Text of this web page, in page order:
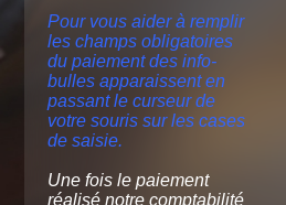
Pour vous aider à remplir
les champs obligatoires
du paiement des info-
bulles apparaissent en
passant le curseur de
votre souris sur les cases
de saisie.
Une fois le paiement
réalisé notre comptabilité